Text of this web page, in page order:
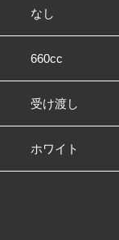
なし
660cc
受け渡し
ホワイト